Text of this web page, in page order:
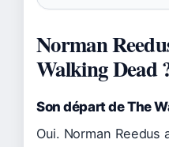
Norman
Walking Dead
Son départ de The
Oui. Norman